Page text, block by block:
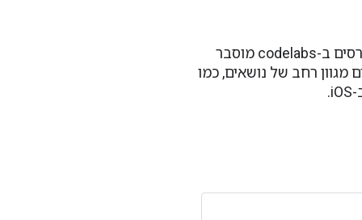
Google Developers Codelabs מספק הדרכה מעשית והדרכה ניסיון בתכנות. ברוב הקורסים ב-codelabs מוסבר
רחב של נושאים, כמו